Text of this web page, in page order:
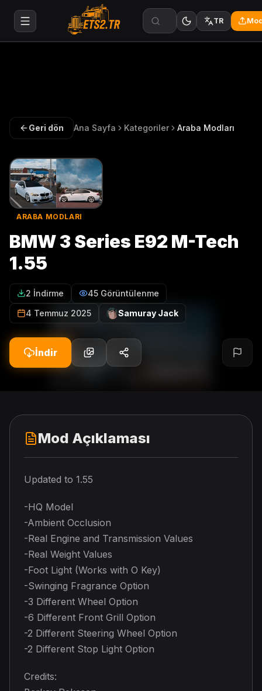
TR
Geri dön Ana Sayfa Kategoriler Araba Modları
ARABA MODLARI
BMW 3 Series E92 M-Tech
1.55
2 İndirme
45 Görüntülenme
4 Temmuz 2025
Samuray Jack
İndir
Mod Açıklaması
Updated to 1.55
-HQ Model
-Ambient Occlusion
-Real Engine and Transmission Values
-Real Weight Values
-Foot Light (Works with O Key)
-Swinging Fragrance Option
-3 Different Wheel Option
-6 Different Front Grill Option
-2 Different Steering Wheel Option
-2 Different Stop Light Option
Credits: